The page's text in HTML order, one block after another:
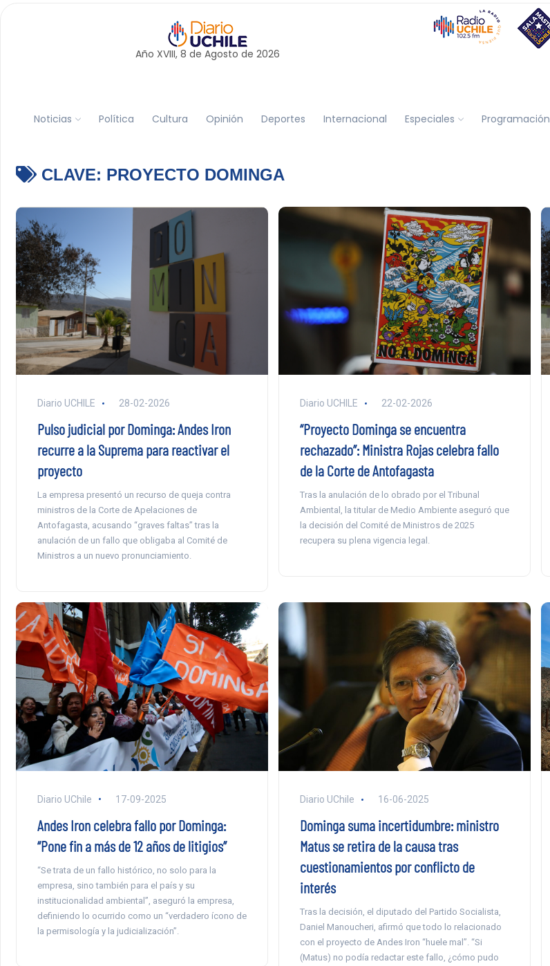
Año XVIII, 8 de Agosto de 2026
Noticias Política Cultura Opinión Deportes Internacional Especiales Programación
CLAVE: PROYECTO DOMINGA
Diario UCHILE 28-02-2026
Pulso judicial por Dominga: Andes Iron
recurre a la Suprema para reactivar el
proyecto
La empresa presentó un recurso de queja contra
ministros de la Corte de Apelaciones de
Antofagasta, acusando “graves faltas” tras la
anulación de un fallo que obligaba al Comité de
Ministros a un nuevo pronunciamiento.
Diario UCHILE 22-02-2026
“Proyecto Dominga se encuentra
rechazado”: Ministra Rojas celebra fallo
de la Corte de Antofagasta
Tras la anulación de lo obrado por el Tribunal
Ambiental, la titular de Medio Ambiente aseguró que
la decisión del Comité de Ministros de 2025
recupera su plena vigencia legal.
Diario UChile 17-09-2025
Andes Iron celebra fallo por Dominga:
“Pone fin a más de 12 años de litigios”
“Se trata de un fallo histórico, no solo para la
empresa, sino también para el país y su
institucionalidad ambiental”, aseguró la empresa,
definiendo lo ocurrido como un “verdadero ícono de
la permisología y la judicialización”.
Diario UChile 16-06-2025
Dominga suma incertidumbre: ministro
Matus se retira de la causa tras
cuestionamientos por conflicto de
interés
Tras la decisión, el diputado del Partido Socialista,
Daniel Manoucheri, afirmó que todo lo relacionado
con el proyecto de Andes Iron “huele mal”. “Si
(Matus) no podía redactar este fallo, ¿cómo pudo